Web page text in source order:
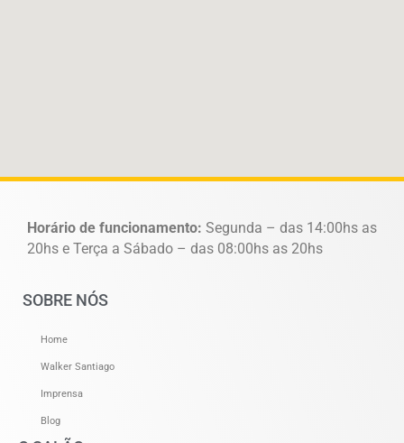
Horário de funcionamento: Segunda – das 14:00hs as
20hs e Terça a Sábado – das 08:00hs as 20hs
SOBRE NÓS
Home
Walker Santiago
Imprensa
Blog